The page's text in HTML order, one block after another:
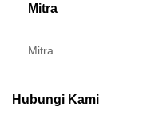
Mitra
Mitra
Hubungi Kami